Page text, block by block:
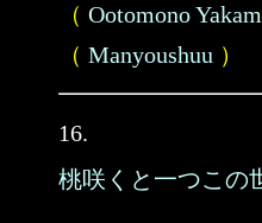
（ Ootomono
（ Manyoushuu ）
16.
桃咲くと一つこの